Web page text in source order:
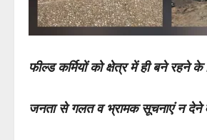
फील्ड कर्मियों को क्षेत्र में ही बने रहने
जनता से गलत व भ्रामक सूचनाएं न